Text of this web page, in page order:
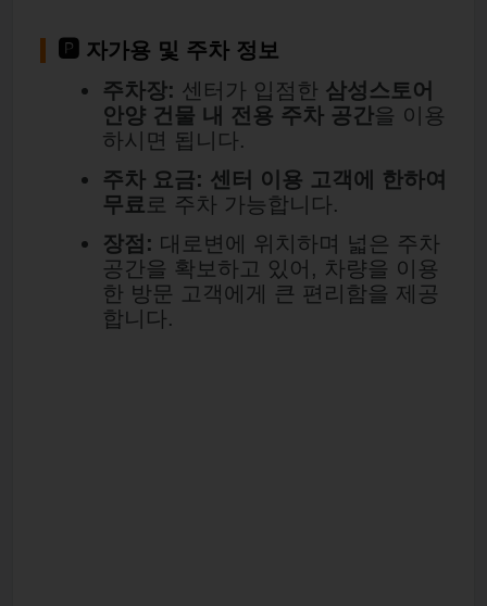
🅿️ 자가용 및 주차 정보
주차장: 센터가 입점한 삼성스토어
안양 건물 내 전용 주차 공간을 이용
하시면 됩니다.
주차 요금: 센터 이용 고객에 한하여
무료 로 주차 가능합니다.
장점: 대로변에 위치하며 넓은 주차
공간을 확보하고 있어, 차량을 이용
한 방문 고객에게 큰 편리함을 제공
합니다.